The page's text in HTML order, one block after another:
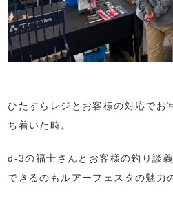
ひたすらレジとお客様の対応でお
ち着いた時。
d-3の福士さんとお客様の釣り談
できるのもルアーフェスタの魅力